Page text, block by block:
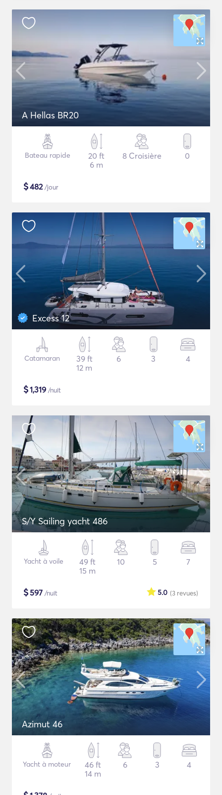
A Hellas BR20
Bateau rapide
20 ft
6 m
8 Croisière 0
$482/jour
Excess 12
Catamaran
39 ft
12 m
6 3 4
$1,319 /nuit
S/Y Sailing yacht 486
Yacht à voile
49 ft
15 m
10 5 7
$597 /nuit (3 revues)
5.0
Azimut 46
Yacht à moteur
46 ft
14 m
6 3 4